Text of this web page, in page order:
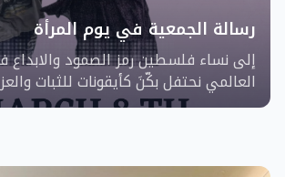
رسالة الجمعية في يوم المرأة
إلى نساء فلسطين
العالمي نحتفل بكّنَ كأيقونات للثبات
تزرعن الأمل في كل لحظة!
أنتّن فخر فلسطين وعزها ولن ينسى